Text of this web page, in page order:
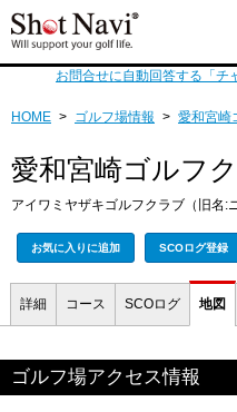
お問合せに自動回答する「チ
HOME > ゴルフ場情報 > 愛和宮崎
愛和宮崎ゴルフ
アイワミヤザキゴルフクラブ（旧名:
お気に入りに追加 SCOログ登録
詳細 コース SCOログ 地図
ゴルフ場アクセス情報